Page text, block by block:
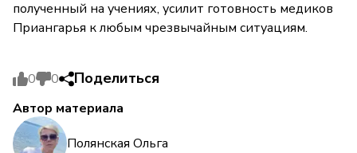
полученный на учениях, усилит готовность медиков
Приангарья к любым чрезвычайным ситуациям.
0 0 Поделиться
Автор материала
Полянская Ольга